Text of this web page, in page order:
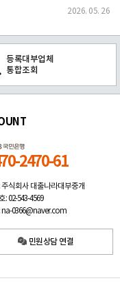
2026. 05. 26
등록대부업체
통합조회
2470-61
주식회사 대출나라대부중개
: 02-543-4569
na-0366@naver.com
민원상담 연결